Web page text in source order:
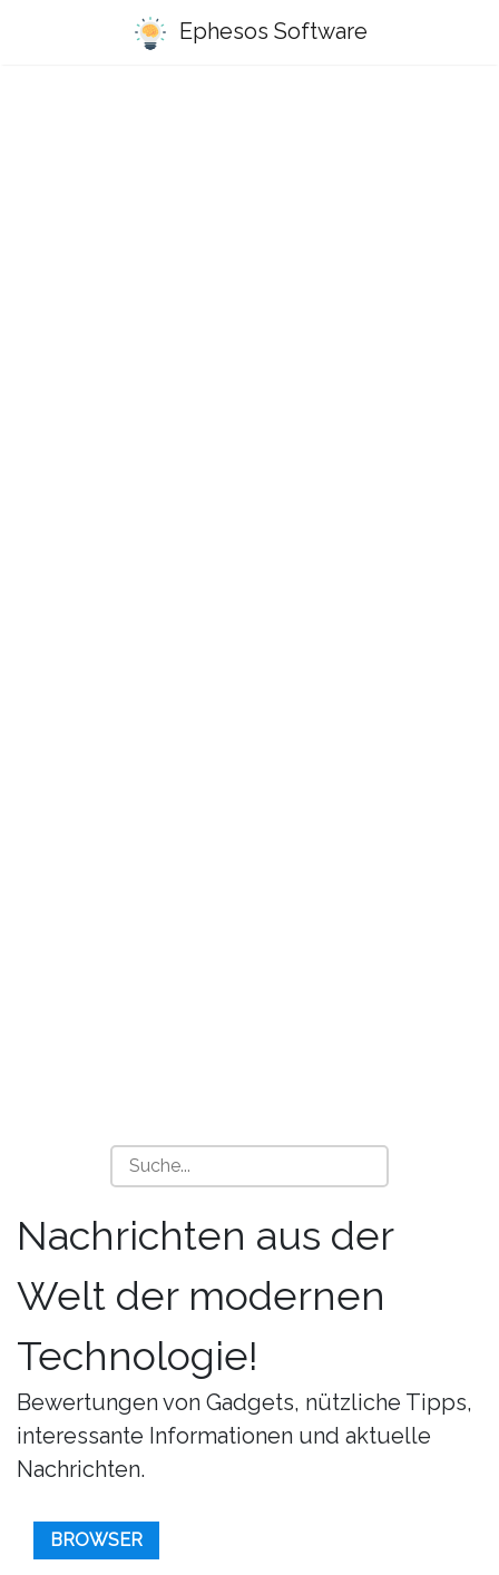
Ephesos Software
Nachrichten aus der
Welt der modernen
Technologie!
Bewertungen von Gadgets, nützliche Tipps,
interessante Informationen und aktuelle
Nachrichten.
BROWSER